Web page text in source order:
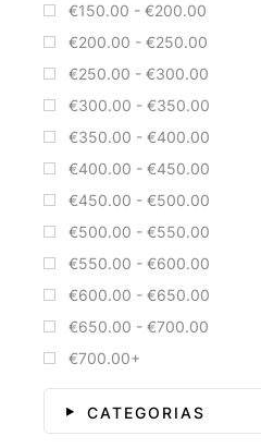
€150.00 - €200.00
€200.00 - €250.00
€250.00 - €300.00
€300.00 - €350.00
€350.00 - €400.00
€400.00 - €450.00
€450.00 - €500.00
€500.00 - €550.00
€550.00 - €600.00
€600.00 - €650.00
€650.00 - €700.00
€700.00+
CATEGORIAS